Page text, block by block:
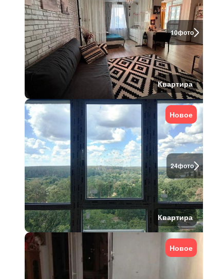
10фото
Квартира
24фото
Новое
Квартира
Новое